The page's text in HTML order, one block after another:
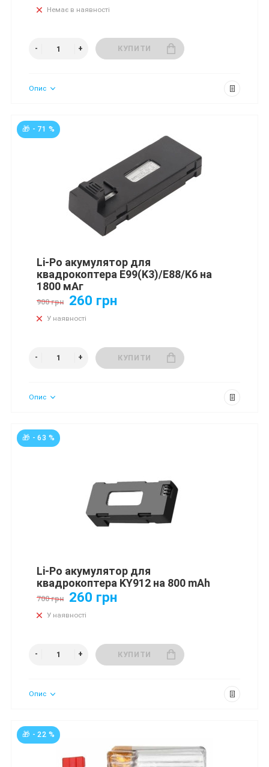
Немає в наявності
КУПИТИ
Опис
🎁 - 71 %
Li-Po акумулятор для
квадрокоптера E99(K3)/E88/K6 на
1800 мАг
900 грн 260 грн
У наявності
КУПИТИ
Опис
🎁 - 63 %
Li-Po акумулятор для
квадрокоптера KY912 на 800 mAh
700 грн 260 грн
У наявності
КУПИТИ
Опис
🎁 - 22 %